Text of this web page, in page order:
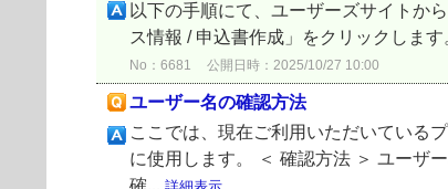
以下の手順にて、ユーザーズサイトか
ス情報 / 申込書作成」をクリックしま
No：6681 公開日時：2025/10/27 10:00
ユーザー名の確認方法
ここでは、現在ご利用いただいている
に使用します。 ＜ 確認方法 ＞ ユーザ
確...